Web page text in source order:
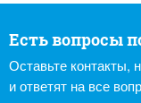
Есть вопросы
Оставьте
и ответят на все